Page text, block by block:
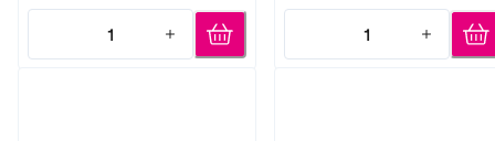
1
Quantity: 1
1
Quantity: 1